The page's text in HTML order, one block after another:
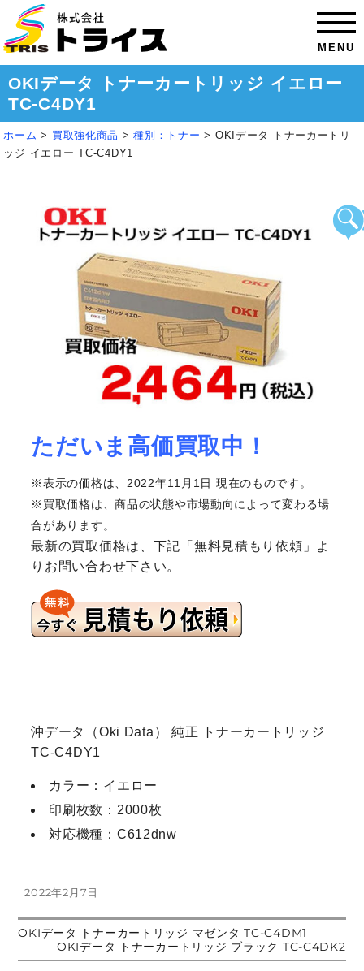
MENU
OKIデータ トナーカートリッジ イエロー
TC-C4DY1
ホーム > 買取強化商品 >種別：トナー > OKIデータ トナーカートリ
ッジ イエロー TC-C4DY1
ただいま高価買取中！
※表示の価格は、2022年11月1日 現在のものです。
※買取価格は、商品の状態や市場動向によって変わる場
合があります。
最新の買取価格は、下記「無料見積もり依頼」よ
りお問い合わせ下さい。
沖データ（Oki Data） 純正 トナーカートリッジ
TC-C4DY1
カラー：イエロー
印刷枚数：2000枚
対応機種：C612dnw
投
日:
2022年2月7日
投
前
投
OKIデータ トナーカートリッジ マゼンタ TC-C4DM1
の
OKIデータ トナーカートリッジ ブラック TC-C4DK2